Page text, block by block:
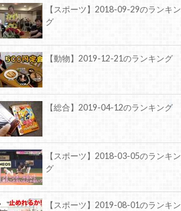
【スポーツ】2018-09-29のランキン
グ
【動物】2019-12-21のランキング
【総合】2019-04-12のランキング
【スポーツ】2018-03-05のランキン
グ
【スポーツ】2019-08-01のランキン